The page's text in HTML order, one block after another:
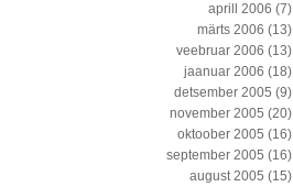
aprill 2006 (7)
märts 2006 (13)
veebruar 2006 (13)
jaanuar 2006 (18)
detsember 2005 (9)
november 2005 (20)
oktoober 2005 (16)
september 2005 (16)
august 2005 (15)